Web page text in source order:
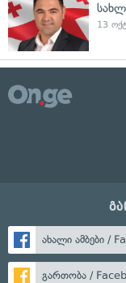
13
ახალი ამბები /
გართობა /